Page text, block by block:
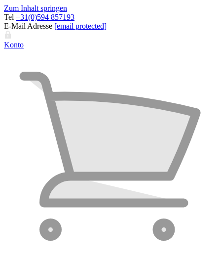
Zum Inhalt springen
Tel +31(0)594 857193
E-Mail Adresse [email protected]
Konto